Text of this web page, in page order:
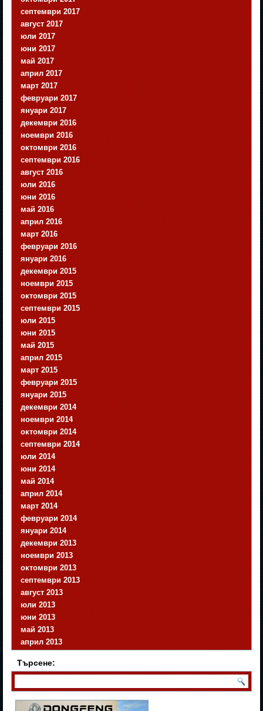
септември 2017
август 2017
юли 2017
юни 2017
май 2017
април 2017
март 2017
февруари 2017
януари 2017
декември 2016
ноември 2016
октомври 2016
септември 2016
август 2016
юли 2016
юни 2016
май 2016
април 2016
март 2016
февруари 2016
януари 2016
декември 2015
ноември 2015
октомври 2015
септември 2015
юли 2015
юни 2015
май 2015
април 2015
март 2015
февруари 2015
януари 2015
декември 2014
ноември 2014
октомври 2014
септември 2014
юли 2014
юни 2014
май 2014
април 2014
март 2014
февруари 2014
януари 2014
декември 2013
ноември 2013
октомври 2013
септември 2013
август 2013
юли 2013
юни 2013
май 2013
април 2013
Търсене: